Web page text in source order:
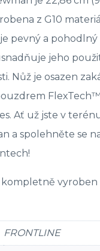
z G10
pevný a
jeho
Nůž je osazen
Ať už jste v
a spolehněte se
vyroben
FRONTLINE